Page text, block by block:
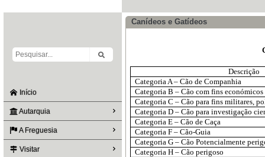
Início
Autarquia
A Freguesia
Visitar
Canídeos e Gatídeos
Descrição
Categoria A – Cão de Companhia
Categoria B – Cão com fins económicos
Categoria C – Cão para fins militares,
Categoria D – Cão para investigação
Categoria E – Cão de Caça
Categoria F – Cão-Guia
Categoria G – Cão Potencialmente
Categoria H – Cão perigoso